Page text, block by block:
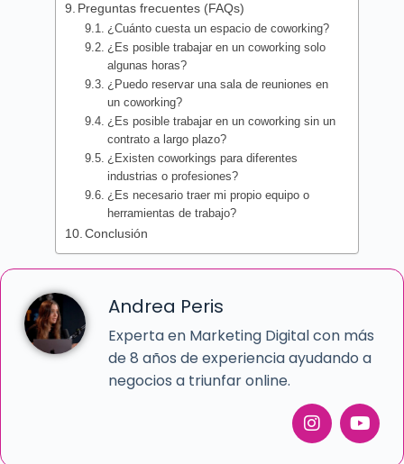
Preguntas frecuentes (FAQs)
¿Cuánto cuesta un espacio de coworking?
¿Es posible trabajar en un coworking solo
algunas horas?
¿Puedo reservar una sala de reuniones en
un coworking?
¿Es posible trabajar en un coworking sin un
contrato a largo plazo?
¿Existen coworkings para diferentes
industrias o profesiones?
¿Es necesario traer mi propio equipo o
herramientas de trabajo?
Conclusión
Andrea Peris
Experta en Marketing Digital con más
de 8 años de experiencia ayudando a
negocios a triunfar online.